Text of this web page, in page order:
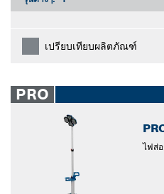
เปรียบเทียบผลิตภัณฑ์
PRO
ไฟส่